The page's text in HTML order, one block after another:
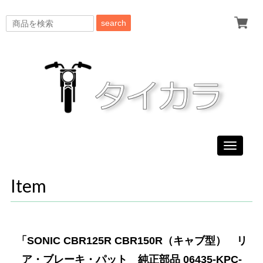
search
Toggle
Item
「SONIC CBR125R CBR150R（キャブ型） リ
ア・ブレーキ・パット 純正部品 06435-KPC-